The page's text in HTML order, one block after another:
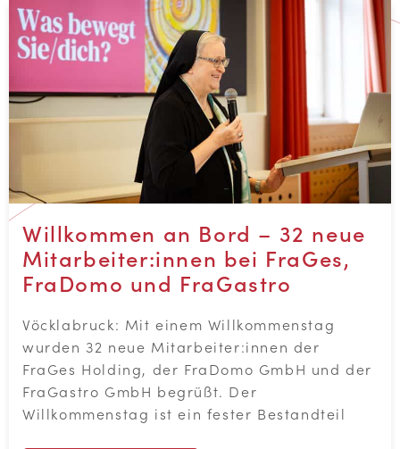
Willkommen an Bord – 32 neue
Mitarbeiter:innen bei FraGes,
FraDomo und FraGastro
Vöcklabruck: Mit einem Willkommenstag
wurden 32 neue Mitarbeiter:innen der
FraGes Holding, der FraDomo GmbH und der
FraGastro GmbH begrüßt. Der
Willkommenstag ist ein fester Bestandteil